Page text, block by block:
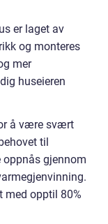
er laget av
og monteres
mer
huseieren
å være svært
til
gjennom
med opptil 80%